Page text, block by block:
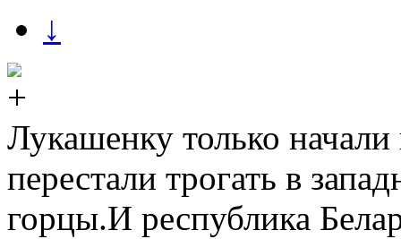
↓
Лукашенку только начали
перестали трогать в
горцы.И республика